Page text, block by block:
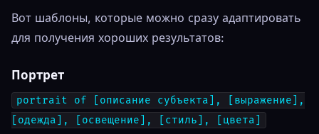
Вот шаблоны, которые можно сразу адаптировать
для получения хороших результатов:
Портрет
portrait of [описание субъекта], [выражение],
[одежда], [освещение], [стиль], [цвета]